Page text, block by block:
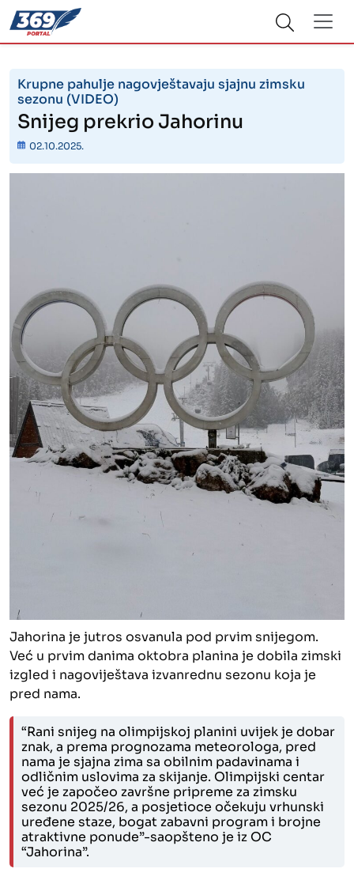
Krupne pahulje nagovještavaju sjajnu zimsku
sezonu (VIDEO)
Snijeg prekrio Jahorinu
02.10.2025.
Jahorina je jutros osvanula pod prvim snijegom.
Već u prvim danima oktobra planina je dobila zimski
izgled i nagoviještava izvanrednu sezonu koja je
pred nama.
“Rani snijeg na olimpijskoj planini uvijek je dobar
znak, a prema prognozama meteorologa, pred
nama je sjajna zima sa obilnim padavinama i
odličnim uslovima za skijanje. Olimpijski centar
već je započeo završne pripreme za zimsku
sezonu 2025/26, a posjetioce očekuju vrhunski
uređene staze, bogat zabavni program i brojne
atraktivne ponude”-saopšteno je iz OC
“Jahorina”.